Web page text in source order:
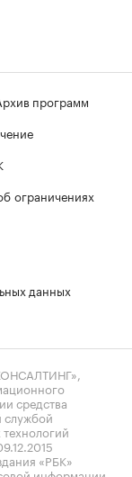
программ
ограничениях
данных
средства
«РБК»